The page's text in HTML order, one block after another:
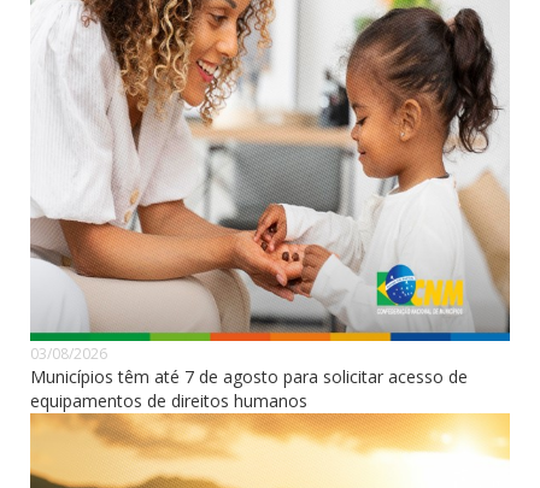
03/08/2026
Municípios têm até 7 de agosto para solicitar acesso de
equipamentos de direitos humanos